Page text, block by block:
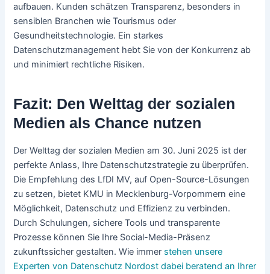
aufbauen. Kunden schätzen Transparenz, besonders in
sensiblen Branchen wie Tourismus oder
Gesundheitstechnologie. Ein starkes
Datenschutzmanagement hebt Sie von der Konkurrenz ab
und minimiert rechtliche Risiken.
Fazit: Den Welttag der sozialen
Medien als Chance nutzen
Der Welttag der sozialen Medien am 30. Juni 2025 ist der
perfekte Anlass, Ihre Datenschutzstrategie zu überprüfen.
Die Empfehlung des LfDI MV, auf Open-Source-Lösungen
zu setzen, bietet KMU in Mecklenburg-Vorpommern eine
Möglichkeit, Datenschutz und Effizienz zu verbinden.
Durch Schulungen, sichere Tools und transparente
Prozesse können Sie Ihre Social-Media-Präsenz
zukunftssicher gestalten. Wie immer stehen unsere
Experten von Datenschutz Nordost dabei beratend an Ihrer